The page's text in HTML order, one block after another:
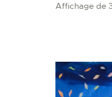
Affichage de